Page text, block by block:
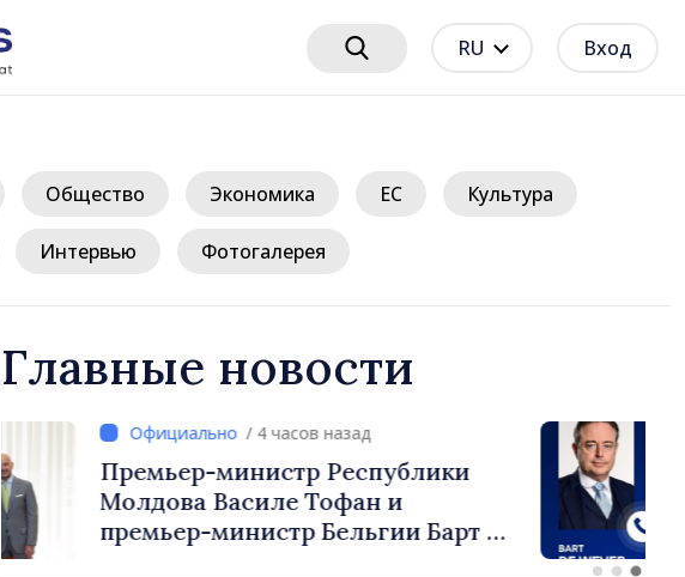
RU Вход
Общество Экономика ЕС Культура
Интервью Фотогалерея
Главные новости
/ 4 часов назад
Премьер-министр Республики
Молдова Василе Тофан и
премьер-министр Бельгии Барт де
Вевер обсудили европейский путь